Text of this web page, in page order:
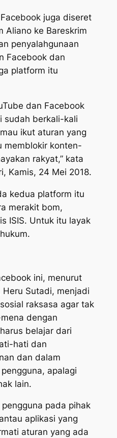
juga diseret
Aliano ke Bareskrim
penyalahgunaan
Facebook dan
platform itu
dan Facebook
sudah berkali-kali
ikut aturan yang
memblokir konten-
rakyat,” kata
Kamis, 24 Mei 2018.
kedua platform itu
merakit bom,
ISIS. Untuk itu layak
ini, menurut
Sutadi, menjadi
raksasa agar tak
dengan
belajar dari
hati dan
dan dalam
apalagi
lain.
pada pihak
aplikasi yang
aturan yang ada